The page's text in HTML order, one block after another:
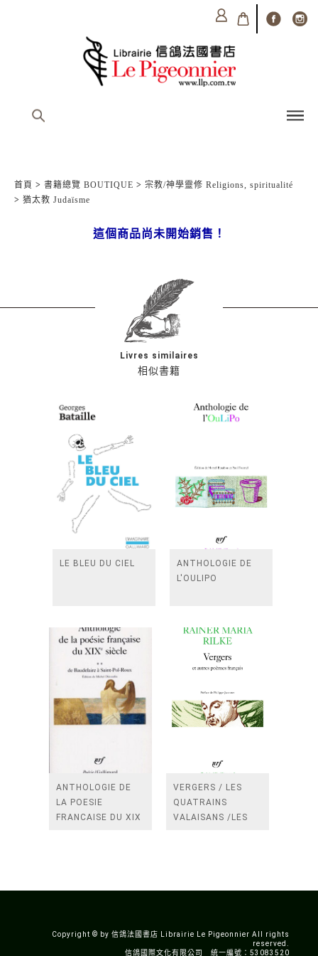
首頁 > 書籍總覽 BOUTIQUE > 宗教/神學靈修 Religions, spiritualité
> 猶太教 Judaïsme
這個商品尚未開始銷售！
相似書籍
Livres similaires
LE BLEU DU CIEL
ANTHOLOGIE DE
L'OULIPO
ANTHOLOGIE DE
LA POESIE
FRANCAISE DU XIX
VERGERS / LES
QUATRAINS
VALAISANS /LES
Copyright © by 信鴿法國書店 Librairie Le Pigeonnier All rights
reserved.
信鴿國際文化有限公司 統一編號：53083520